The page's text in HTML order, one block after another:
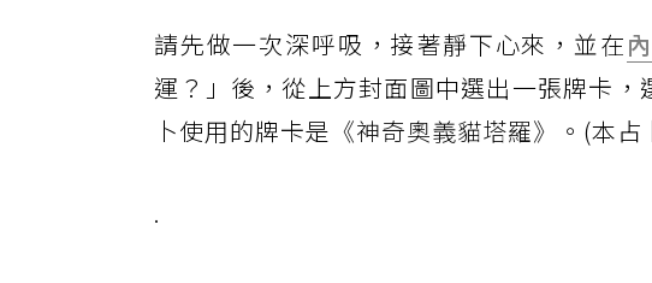
請先做一次深呼吸，接著靜下心來，並在
運？」後，從上方封面圖中選出一張牌卡
卜使用的牌卡是 《神奇奧義貓塔羅》 。(本
.